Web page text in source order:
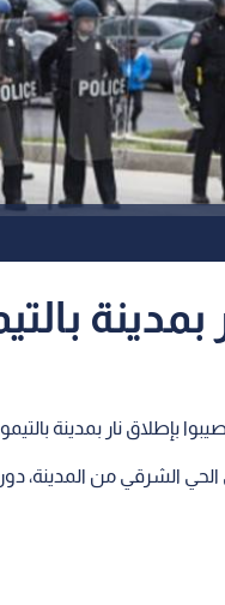
الحي الشرقي من المدينة،